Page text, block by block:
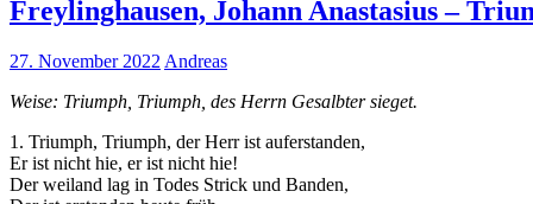
Freylinghausen, Johann Anastasius –
27. November 2022 Andreas
Weise: Triumph, Triumph, des Herrn Gesalbter sieget.
1. Triumph, Triumph, der Herr ist auferstanden,
Er ist nicht hie, er ist nicht hie!
Der weiland lag in Todes Strick und Banden,